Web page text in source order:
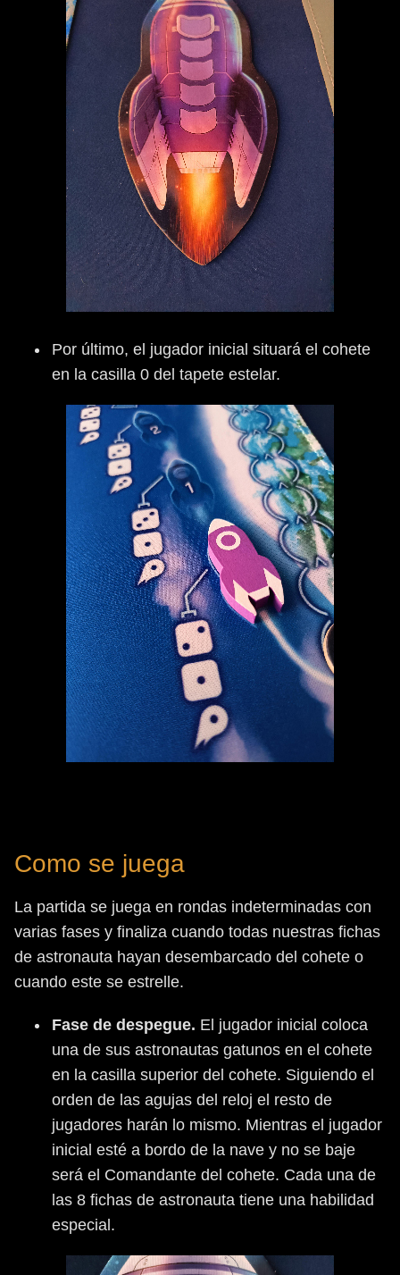
Por último, el jugador inicial situará el cohete
en la casilla 0 del tapete estelar.
Como se juega
La partida se juega en rondas indeterminadas con
varias fases y finaliza cuando todas nuestras fichas
de astronauta hayan desembarcado del cohete o
cuando este se estrelle.
Fase de despegue. El jugador inicial coloca
una de sus astronautas gatunos en el cohete
en la casilla superior del cohete. Siguiendo el
orden de las agujas del reloj el resto de
jugadores harán lo mismo. Mientras el jugador
inicial esté a bordo de la nave y no se baje
será el Comandante del cohete. Cada una de
las 8 fichas de astronauta tiene una habilidad
especial.